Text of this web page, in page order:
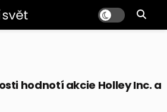
hodnotí akcie Holley Inc. a